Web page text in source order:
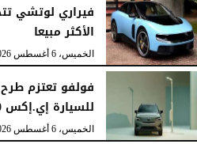
الخميس، 6 أغسطس 2026 03:15 مـ
فيراري لوتشي
الأكثر مبيعا
الخميس، 6 أغسطس 2026
فولفو تعتزم
للسيارة إي.إكس 40 الكهربائية العام...
الخميس، 6 أغسطس 2026